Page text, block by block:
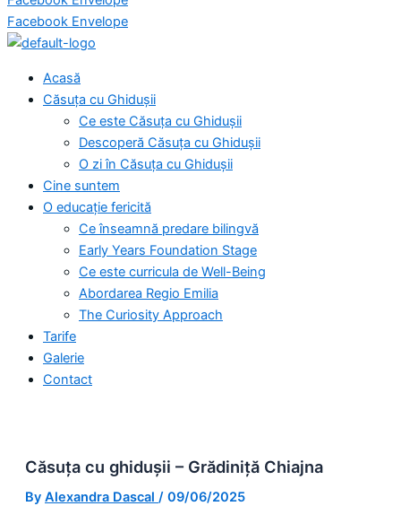
Facebook Envelope
Acasă
Căsuța cu Ghidușii
Ce este Căsuța cu Ghidușii
Descoperă Căsuța cu Ghidușii
O zi în Căsuța cu Ghidușii
Cine suntem
O educație fericită
Ce înseamnă predare bilingvă
Early Years Foundation Stage
Ce este curricula de Well-Being
Abordarea Regio Emilia
The Curiosity Approach
Tarife
Galerie
Contact
Căsuța cu ghidușii – Grădiniță Chiajna
By Alexandra Dascal / 09/06/2025